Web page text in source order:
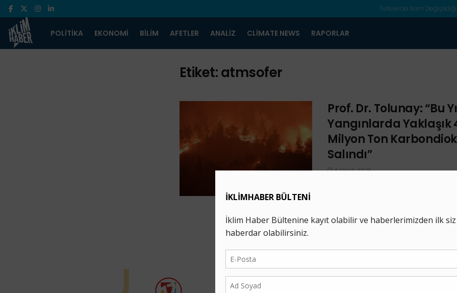
Türkiye’de İklim Değişlikliği
POLITIKA EKONOMI BILIM AFETLER ANALIZ CLIMATE NEWS RAPORLAR
Etiket:atmsofer
Prof. Dr. Tolunay: “Bu
Yangınlarda Yaklaşık
Milyon Ton
Salındı”
8 EYLÜL 2025
Yangını Bilgi ...